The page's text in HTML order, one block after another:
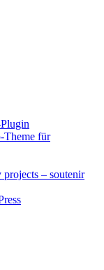
Theme für
– soutenir